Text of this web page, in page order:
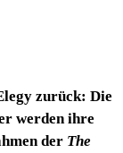
zurück: Die
werden ihre
der The